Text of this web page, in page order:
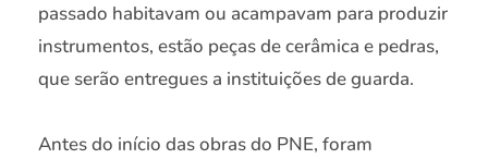
passado habitavam ou acampavam para produzir
instrumentos, estão peças de cerâmica e pedras,
que serão entregues a instituições de guarda.
Antes do início das obras do PNE, foram